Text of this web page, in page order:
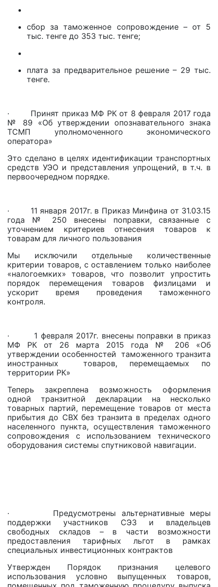
сбор за таможенное сопровождение – от 5
тыс. тенге до 353 тыс. тенге;
плата за предварительное решение – 29 тыс.
тенге.
· Принят приказ МФ РК от 8 февраля 2017 года
№ 89 «Об утверждении опознавательного знака
ТСМП уполномоченного экономического
оператора»
Это сделано в целях идентификации транспортных
средств УЭО и представления упрощений, в т.ч. в
первоочередном порядке.
· 11 января 2017г. в Приказ Минфина от 31.03.15
года № 250 внесены поправки, связанные с
уточнением критериев отнесения товаров к
товарам для личного пользования
Мы исключили отдельные количественные
критерии товаров, с оставлением только наиболее
«налогоемких» товаров, что позволит упростить
порядок перемещения товаров физлицами и
ускорит время проведения таможенного
контроля.
· 1 февраля 2017г. внесены поправки в приказ
МФ РК от 26 марта 2015 года № 206 «Об
утверждении особенностей таможенного транзита
иностранных товаров, перемещаемых по
территории РК»
Теперь закреплена возможность оформления
одной транзитной декларации на несколько
товарных партий, перемещение товаров от места
прибытия до СВХ без транзита в пределах одного
населенного пункта, осуществления таможенного
сопровождения с использованием технического
оборудования системы спутниковой навигации.
· Предусмотрены альтернативные меры
поддержки участников СЭЗ и владельцев
свободных складов – в части возможности
предоставления тарифных льгот в рамках
специальных инвестиционных контрактов
Утвержден Порядок признания целевого
использования условно выпущенных товаров,